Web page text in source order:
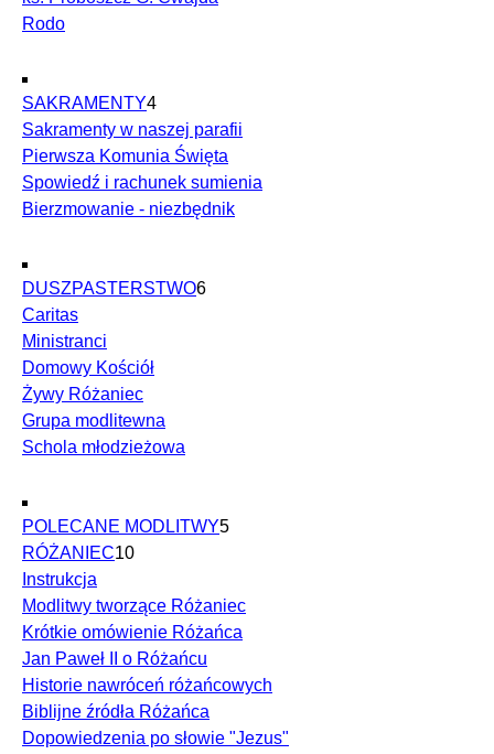
Rodo
SAKRAMENTY4
Sakramenty w naszej parafii
Pierwsza Komunia Święta
Spowiedź i rachunek sumienia
Bierzmowanie - niezbędnik
DUSZPASTERSTWO6
Caritas
Ministranci
Domowy Kościół
Żywy Różaniec
Grupa modlitewna
Schola młodzieżowa
POLECANE MODLITWY5
RÓŻANIEC10
Instrukcja
Modlitwy tworzące Różaniec
Krótkie omówienie Różańca
Jan Paweł II o Różańcu
Historie nawróceń różańcowych
Biblijne źródła Różańca
Dopowiedzenia po słowie "Jezus"